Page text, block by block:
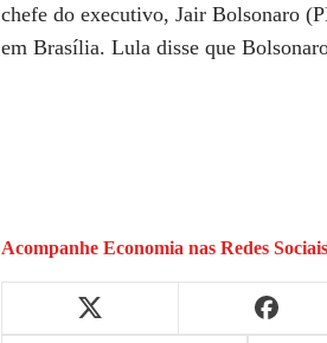
chefe do executivo, Jair Bolsonaro
em Brasília. Lula disse que
Acompanhe Economia nas Redes Sociais